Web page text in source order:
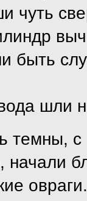
чуть
быть
шли
темны,